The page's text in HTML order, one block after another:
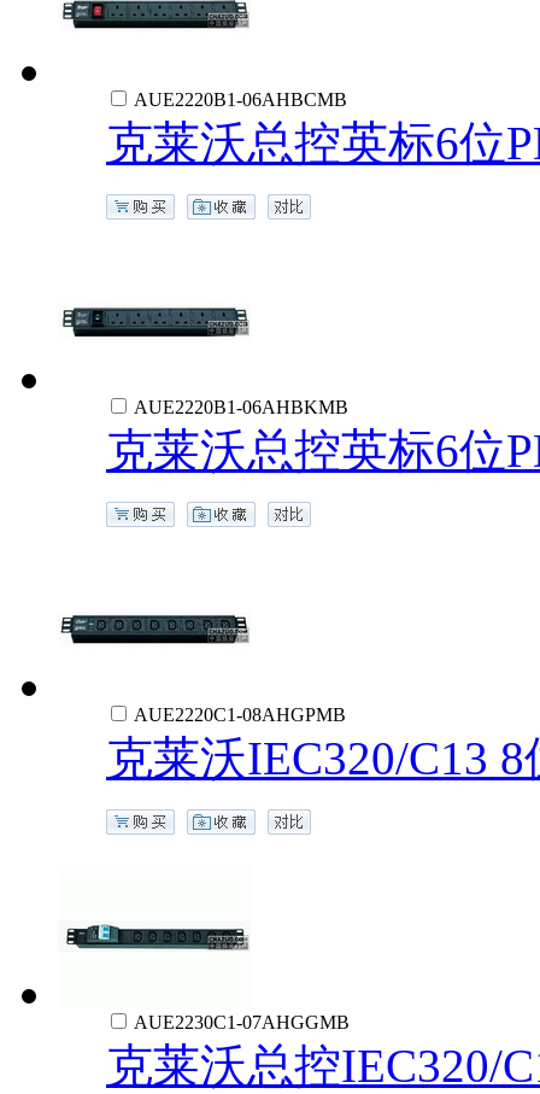
AUE2220B1-06AHBCMB
克莱沃总控英标6位
AUE2220B1-06AHBKMB
克莱沃总控英标6位
AUE2220C1-08AHGPMB
克莱沃IEC320/C13
AUE2230C1-07AHGGMB
克莱沃总控IEC320/